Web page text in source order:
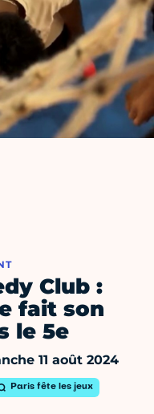
Club :
fait son
le 5e
11 août 2024
Paris fête les jeux